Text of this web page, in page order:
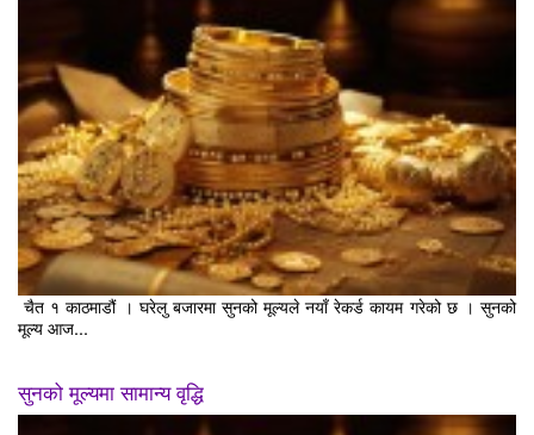
चैत १ काठमाडौं । घरेलु बजारमा सुनको मूल्यले नयाँ रेकर्ड कायम गरेको छ । सुनको
मूल्य आज...
सुनको मूल्यमा सामान्य वृद्धि